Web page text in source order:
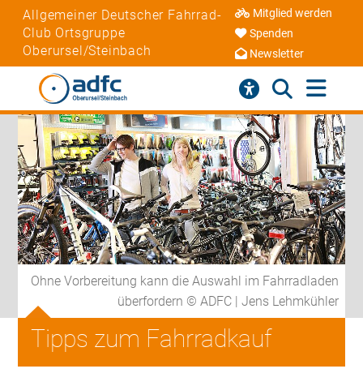
Allgemeiner Deutscher Fahrrad-
Club Ortsgruppe
Oberursel/Steinbach
Mitglied werden
Spenden
Newsletter
Ohne Vorbereitung kann die Auswahl im Fahrradladen
überfordern © ADFC | Jens Lehmkühler
Tipps zum Fahrradkauf